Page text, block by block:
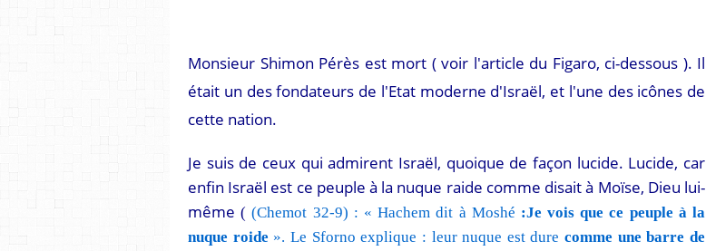
Monsieur Shimon Pérès est mort ( voir l'article du Figaro, ci-dessous ). Il
était un des fondateurs de l'Etat moderne d'Israël, et l'une des icônes de
cette nation.
Je suis de ceux qui admirent Israël, quoique de façon lucide. Lucide, car
enfin Israël est ce peuple à la nuque raide comme disait à Moïse, Dieu lui-
même( (Chemot 32-9) : « Hachem dit à Moshé :Je vois que ce peuple à la
nuque roide ». Le Sforno explique : leur nuque est durecomme une barre de